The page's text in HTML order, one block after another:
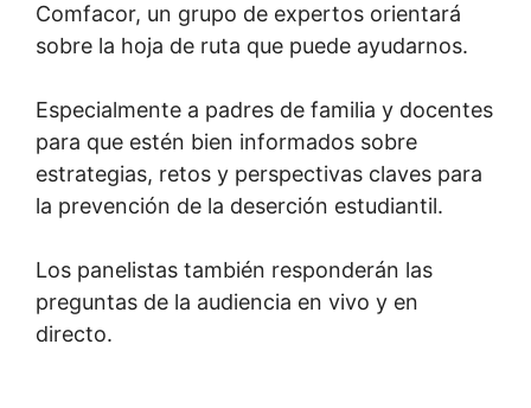
Comfacor, un grupo de expertos orientará
sobre la hoja de ruta que puede ayudarnos.
Especialmente a padres de familia y docentes
para que estén bien informados sobre
estrategias, retos y perspectivas claves para
la prevención de la deserción estudiantil.
Los panelistas también responderán las
preguntas de la audiencia en vivo y en
directo.